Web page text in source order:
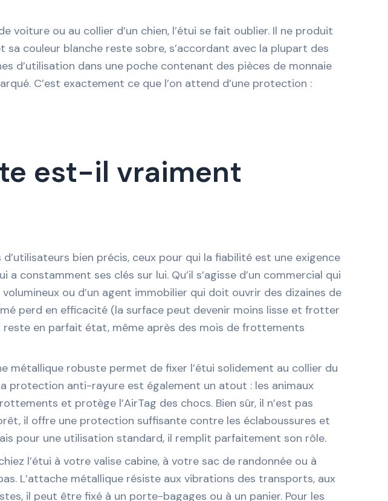
ou au collier d’un chien, l’étui se fait oublier. Il ne produit
couleur blanche reste sobre, s’accordant avec la plupart des
d’utilisation dans une poche contenant des pièces de monnaie
C’est exactement ce que l’on attend d’une protection :
est-il vraiment
bien précis, ceux pour qui la fiabilité est une exigence
constamment ses clés sur lui. Qu’il s’agisse d’un commercial qui
ou d’un agent immobilier qui doit ouvrir des dizaines de
perd en efficacité (la surface peut devenir moins lisse et frotter
en parfait état, même après des mois de frottements
métallique robuste permet de fixer l’étui solidement au collier du
protection anti-rayure est également un atout : les animaux
et protège l’AirTag des chocs. Bien sûr, il n’est pas
il offre une protection suffisante contre les éclaboussures et
pour une utilisation standard, il remplit parfaitement son rôle.
l’étui à votre valise cabine, à votre sac de randonnée ou à
L’attache métallique résiste aux vibrations des transports, aux
il peut être fixé à un porte-bagages ou à un panier. Pour les